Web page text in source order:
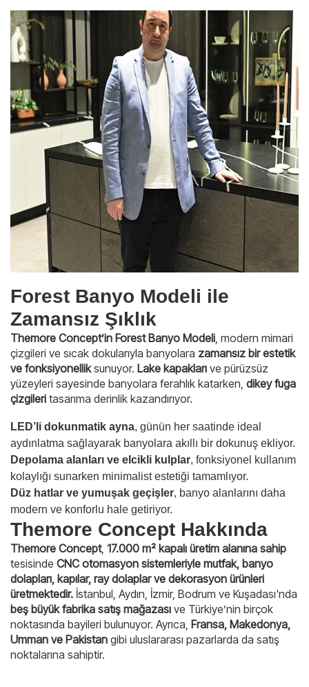
Forest Banyo Modeli ile
Zamansız Şıklık
Themore Concept’in Forest Banyo Modeli, modern mimari
çizgileri ve sıcak dokularıyla banyolara zamansız bir estetik
ve fonksiyonelliksunuyor. Lake kapakları ve pürüzsüz
yüzeyleri sayesinde banyolara ferahlık katarken, dikey fuga
çizgileri tasarıma derinlik kazandırıyor.
LED’li dokunmatik ayna, günün her saatinde ideal
aydınlatma sağlayarak banyolara akıllı bir dokunuş ekliyor.
Depolama alanları ve elcikli kulplar, fonksiyonel kullanım
kolaylığı sunarken minimalist estetiği tamamlıyor.
Düz hatlar ve yumuşak geçişler, banyo alanlarını daha
modern ve konforlu hale getiriyor.
Themore Concept Hakkında
Themore Concept, 17.000 m² kapalı üretim alanına sahip
tesisinde CNC otomasyon sistemleriyle mutfak, banyo
dolapları, kapılar, ray dolaplar ve dekorasyon ürünleri
üretmektedir. İstanbul, Aydın, İzmir, Bodrum ve Kuşadası'nda
beş büyük fabrika satış mağazası ve Türkiye’nin birçok
noktasında bayileri bulunuyor. Ayrıca, Fransa, Makedonya,
Umman ve Pakistan gibi uluslararası pazarlarda da satış
noktalarına sahiptir.